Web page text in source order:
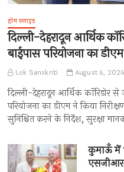
होम स्लाइड
दिल्ली-देहरादून आर्थिक
बाईपास परियोजना का
Lok Sanskriti August 6, 2026
दिल्ली-देहरादून आर्थिक कॉरिडोर से
परियोजना का डीएम ने किया
सुनिश्चित करने के निर्देश, सुरक्षा
कुमाऊँ में